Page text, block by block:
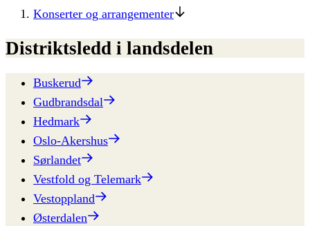
Konserter og arrangementer
Distriktsledd i landsdelen
Buskerud
Gudbrandsdal
Hedmark
Oslo-Akershus
Sørlandet
Vestfold og Telemark
Vestoppland
Østerdalen